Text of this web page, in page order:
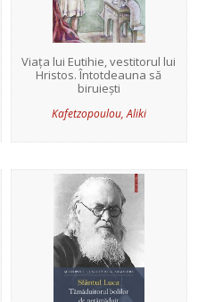
Viața lui Eutihie, vestitorul lui
Hristos. Întotdeauna să
biruiești
Kafetzopoulou, Aliki